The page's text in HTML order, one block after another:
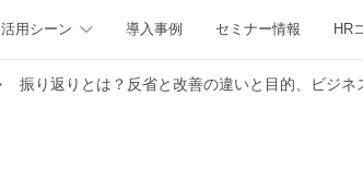
活用シーン 導入事例 セミナー情報 HR
振り返りとは？反省と改善の違いと目的、ビジ